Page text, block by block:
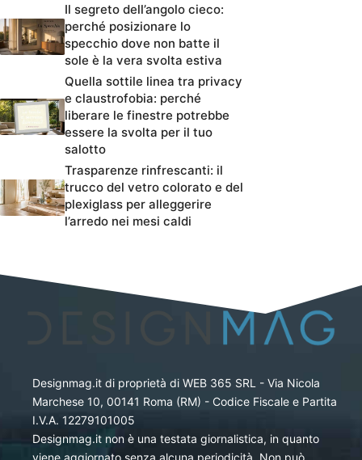
Il segreto dell’angolo cieco:
perché posizionare lo
specchio dove non batte il
sole è la vera svolta estiva
Quella sottile linea tra privacy
e claustrofobia: perché
liberare le finestre potrebbe
essere la svolta per il tuo
salotto
Trasparenze rinfrescanti: il
trucco del vetro colorato e del
plexiglass per alleggerire
l’arredo nei mesi caldi
Designmag.it di proprietà di WEB 365 SRL - Via Nicola
Marchese 10, 00141 Roma (RM) - Codice Fiscale e Partita
I.V.A. 12279101005
Designmag.it non è una testata giornalistica, in quanto
viene aggiornato senza alcuna periodicità. Non può